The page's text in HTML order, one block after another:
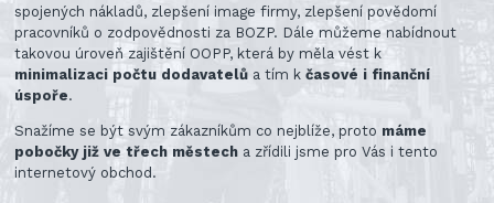
spojených nákladů, zlepšení image firmy, zlepšení povědomí
pracovníků o zodpovědnosti za BOZP. Dále můžeme nabídnout
takovou úroveň zajištění OOPP, která by měla vést k
minimalizaci počtu dodavatelů a tím kčasové i finanční
úspoře.
Snažíme se být svým zákazníkům co nejblíže, proto máme
pobočky již ve třech městech a zřídili jsme pro Vás i tento
internetový obchod.